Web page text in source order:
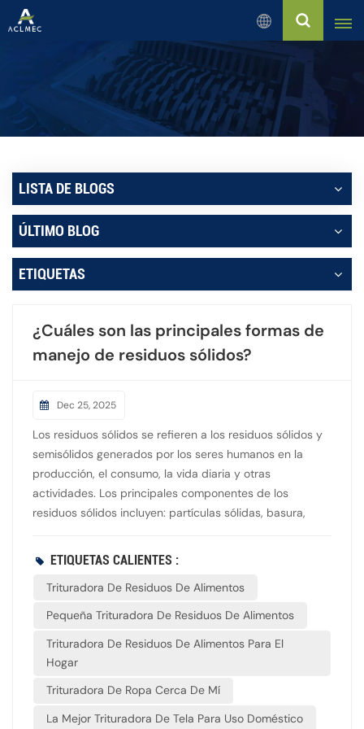
Español
English
Русский
Español
بالعربية
Français
Português
LISTA DE BLOGS
ÚLTIMO BLOG
ETIQUETAS
¿Cuáles son las principales formas de
manejo de residuos sólidos?
Dec 25, 2025
Los residuos sólidos se refieren a los residuos sólidos y
semisólidos generados por los seres humanos en la
producción, el consumo, la vida diaria y otras
actividades. Los principales componentes de los
residuos sólidos incluyen: partículas sólidas, basura,
cadáveres de animales, alimentos deteriorados y
clasifican como residuos sólidos los ácidos, álcalis,
aceites usados, disolventes orgánicos y otros líquidos
principales maneras de gestionar los residuos sólidos en
nuestro país?1. Compactación: Este método comprime
los residuos sólidos para reducir su volumen, disminuir
ETIQUETAS CALIENTES :
Trituradora De Residuos De Alimentos
Pequeña Trituradora De Residuos De Alimentos
Trituradora De Residuos De Alimentos Para El
Hogar
Trituradora De Ropa Cerca De Mí
La Mejor Trituradora De Tela Para Uso Doméstico